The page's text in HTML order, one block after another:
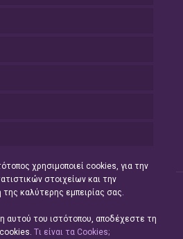
τηςHellas Press Media
χρησιμοποιεί cookies, για την
στοιχείων και την
της καλύτερης εμπειρίας σας.
αυτού του ιστότοπου, αποδέχεστε τη
Tι είναι τα Cookies;